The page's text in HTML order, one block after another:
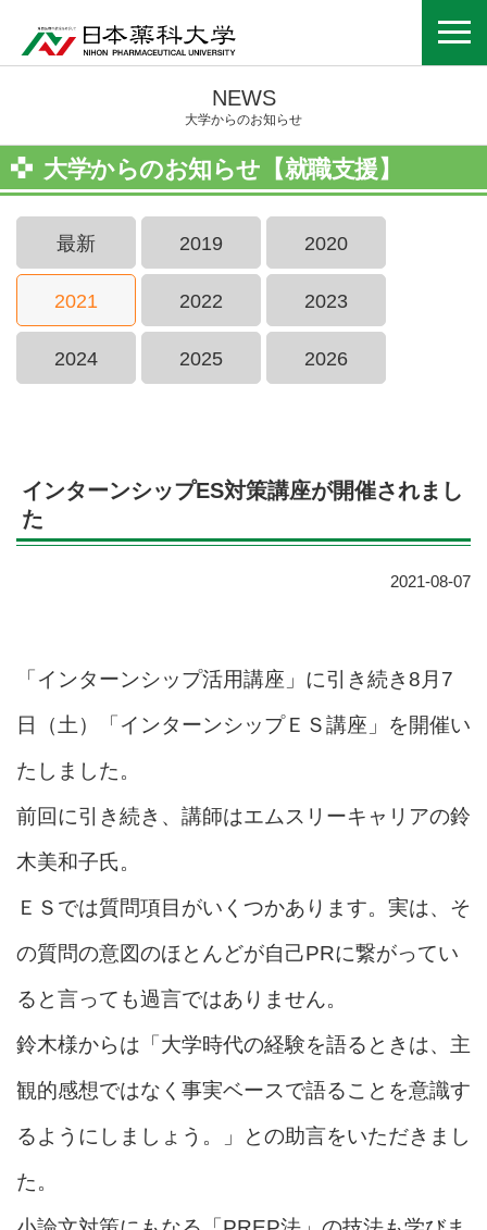
NEWS
大学からのお知らせ
大学からのお知らせ【就職支援】
最新 2019 2020
2021 2022 2023
2024 2025 2026
インターンシップES対策講座が開催されまし
た
2021-08-07
「インターンシップ活用講座」に引き続き8月7
日（土）「インターンシップＥＳ講座」を開催い
たしました。
前回に引き続き、講師はエムスリーキャリアの鈴
木美和子氏。
ＥＳでは質問項目がいくつかあります。実は、そ
の質問の意図のほとんどが自己PRに繋がってい
ると言っても過言ではありません。
鈴木様からは「大学時代の経験を語るときは、主
観的感想ではなく事実ベースで語ることを意識す
るようにしましょう。」との助言をいただきまし
た。